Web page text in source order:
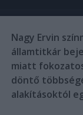
Nagy Ervin
államtitkár
miatt
döntő
alakításoktól